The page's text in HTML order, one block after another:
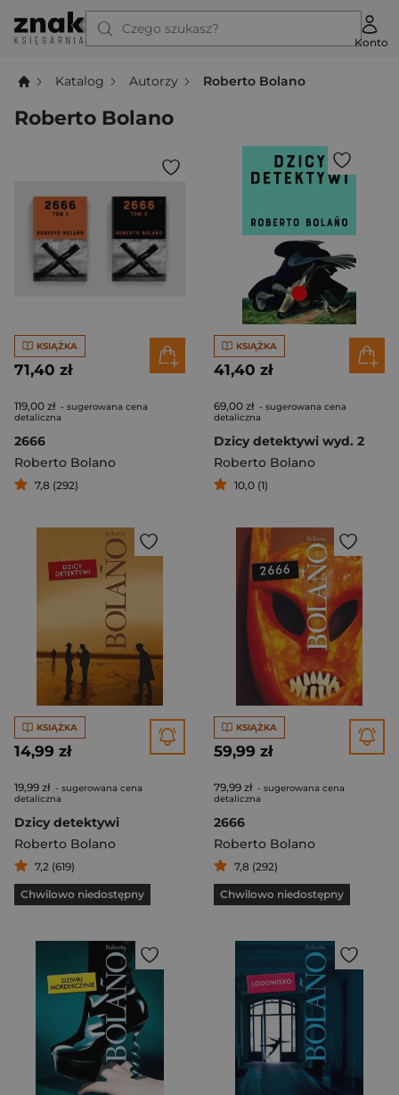
Czego szukasz?
Konto
Katalog Autorzy Roberto Bolano
Roberto Bolano
KSIĄŻKA
71,40 zł
119,00 zł - sugerowana cena
detaliczna
2666
Roberto Bolano
7,8 (292)
KSIĄŻKA
41,40 zł
69,00 zł - sugerowana cena
detaliczna
Dzicy detektywi wyd. 2
Roberto Bolano
10,0 (1)
KSIĄŻKA
14,99 zł
19,99 zł - sugerowana cena
detaliczna
Dzicy detektywi
Roberto Bolano
7,2 (619)
Chwilowo niedostępny
KSIĄŻKA
59,99 zł
79,99 zł - sugerowana cena
detaliczna
2666
Roberto Bolano
7,8 (292)
Chwilowo niedostępny